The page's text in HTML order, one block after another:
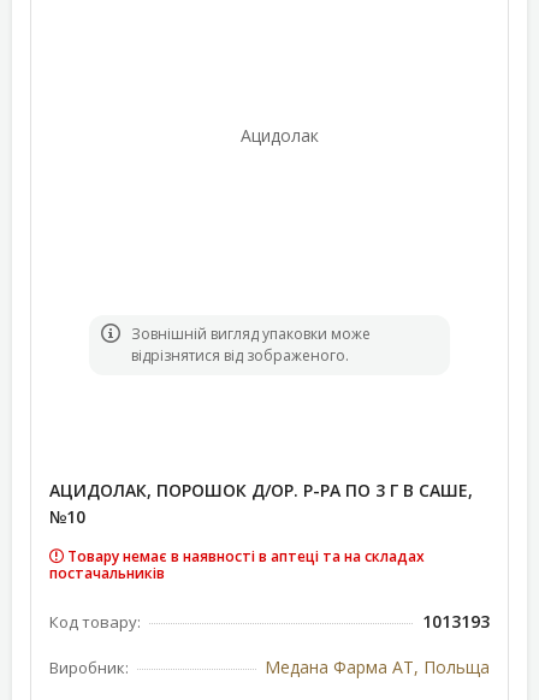
Зовнішній вигляд упаковки може
відрізнятися від зображеного.
АЦИДОЛАК, ПОРОШОК Д/ОР. Р-РА ПО 3 Г В САШЕ,
№10
Товару немає в наявності в аптеці та на складах
постачальників
Код товару: 1013193
Виробник: Медана Фарма АТ, Польща